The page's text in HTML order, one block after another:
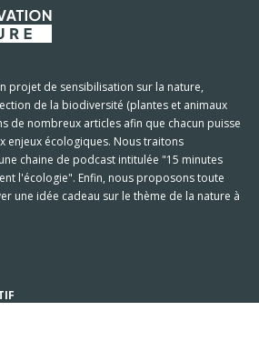
projet de sensibilisation sur la nature,
de la biodiversité (plantes et animaux
de nombreux articles afin que chacun puisse
enjeux écologiques. Nous traitons
chaine de podcast intitulée "15 minutes
l'écologie". Enfin, nous proposons toute
une idée cadeau sur le thème de la nature à